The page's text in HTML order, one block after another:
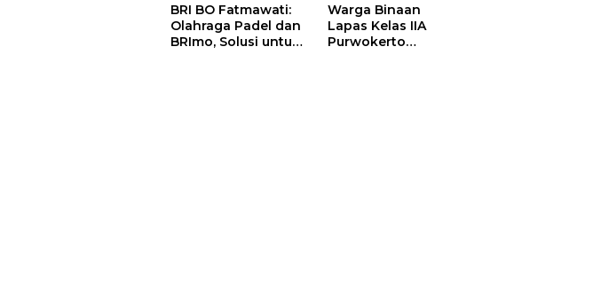
BRI BO Fatmawati:
Olahraga Padel dan
BRImo, Solusi untuk
Warga Binaan
Lapas Kelas IIA
Purwokerto